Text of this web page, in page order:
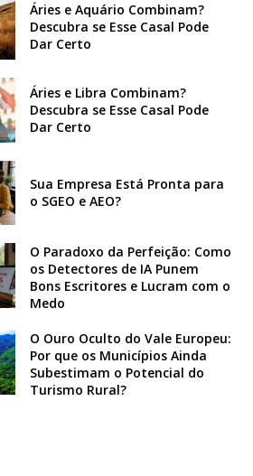
Áries e Aquário Combinam?
Descubra se Esse Casal Pode
Dar Certo
Áries e Libra Combinam?
Descubra se Esse Casal Pode
Dar Certo
Sua Empresa Está Pronta para
o SGEO e AEO?
O Paradoxo da Perfeição: Como
os Detectores de IA Punem
Bons Escritores e Lucram com o
Medo
O Ouro Oculto do Vale Europeu:
Por que os Municípios Ainda
Subestimam o Potencial do
Turismo Rural?